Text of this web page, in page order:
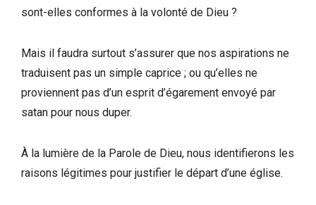
sont-elles conformes à la volonté de Dieu ?
Mais il faudra surtout s’assurer que nos aspirations ne
traduisent pas un simple caprice ; ou qu’elles ne
proviennent pas d’un esprit d’égarement envoyé par
satan pour nous duper.
À la lumière de la Parole de Dieu, nous identifierons les
raisons légitimes pour justifier le départ d’une église.